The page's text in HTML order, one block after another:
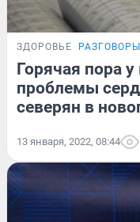
ЗДОРОВЬЕ
Горячая пора
проблемы
северян в
13 января, 2022, 08:44